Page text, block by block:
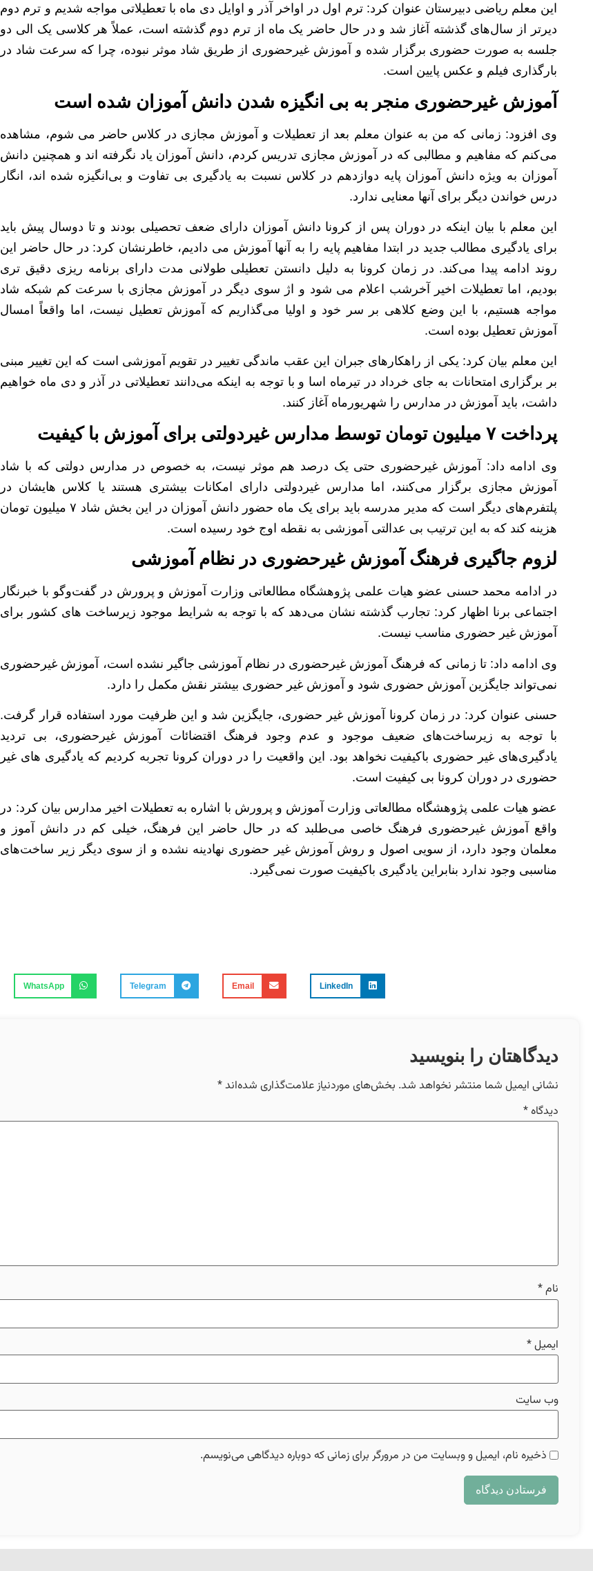
این معلم ریاضی دبیرستان عنوان کرد: ترم اول در اواخر آذر و اوایل دی ماه با تعطیلاتی مواجه شدیم و ترم دوم
دیرتر از سال‌های گذشته آغاز شد و در حال حاضر یک ماه از ترم دوم گذشته است، عملاً هر کلاسی یک الی دو
جلسه به صورت حضوری برگزار شده و آموزش غیرحضوری از طریق شاد موثر نبوده، چرا که سرعت شاد در
بارگذاری فیلم و عکس پایین است.
آموزش غیرحضوری منجر به بی انگیزه شدن دانش آموزان شده است
وی افزود: زمانی که من به عنوان معلم بعد از تعطیلات و آموزش مجازی در کلاس حاضر می شوم، مشاهده
می‌کنم که مفاهیم و مطالبی که در آموزش مجازی تدریس کردم، دانش آموزان یاد نگرفته اند و همچنین دانش
آموزان به ویژه دانش آموزان پایه دوازدهم در کلاس نسبت به یادگیری بی تفاوت و بی‌انگیزه شده اند، انگار
درس خواندن دیگر برای آنها معنایی ندارد.
این معلم با بیان اینکه در دوران پس از کرونا دانش آموزان دارای ضعف تحصیلی بودند و تا دوسال پیش باید
برای یادگیری مطالب جدید در ابتدا مفاهیم پایه را به آنها آموزش می دادیم، خاطرنشان کرد: در حال حاضر این
روند ادامه پیدا می‌کند. در زمان کرونا به دلیل دانستن تعطیلی طولانی مدت دارای برنامه ریزی دقیق تری
بودیم، اما تعطیلات اخیر آخرشب اعلام می‌ شود و اژ سوی دیگر در آموزش مجازی با سرعت کم شبکه شاد
مواجه هستیم، با این وضع کلاهی بر سر خود و اولیا می‌گذاریم که آموزش تعطیل نیست، اما واقعاً امسال
آموزش تعطیل بوده است.
این معلم بیان کرد: یکی از راهکار‌های جبران این عقب ماندگی تغییر در تقویم آموزشی است که این تغییر مبنی
بر برگزاری امتحانات به جای خرداد در تیرماه اسا و با توجه به اینکه می‌دانند تعطیلاتی در آذر و دی ماه خواهیم
داشت، باید آموزش در مدارس را شهریورماه آغاز کنند.
پرداخت ۷ میلیون تومان توسط مدارس غیردولتی برای آموزش با کیفیت
وی ادامه داد: آموزش غیرحضوری حتی یک درصد هم موثر نیست، به خصوص در مدارس دولتی که با شاد
آموزش مجازی برگزار می‌کنند، اما مدارس غیردولتی دارای امکانات بیشتری هستند یا کلاس هایشان در
پلتفرم‌های دیگر است که مدیر مدرسه باید برای یک ماه حضور دانش آموزان در این بخش شاد ۷ میلیون تومان
هزینه کند که به این ترتیب بی عدالتی آموزشی به نقطه اوج خود رسیده است.
لزوم جاگیری فرهنگ آموزش غیرحضوری در نظام آموزشی
در ادامه محمد حسنی عضو هیات علمی پژوهشگاه مطالعاتی وزارت آموزش و پرورش در گفت‌و‌گو با خبرنگار
اجتماعی برنا اظهار کرد: تجارب گذشته نشان می‌دهد که با توجه به شرایط موجود زیرساخت های کشور برای
آموزش غیر حضوری مناسب نیست.
وی ادامه داد: تا زمانی که فرهنگ آموزش غیرحضوری در نظام آموزشی جاگیر نشده است، آموزش غیرحضوری
نمی‌تواند جایگزین آموزش حضوری شود و آموزش غیر حضوری بیشتر نقش مکمل را دارد.
حسنی عنوان کرد: در زمان کرونا آموزش غیر حضوری، جایگزین شد و این ظرفیت مورد استفاده قرار گرفت.
با توجه به زیرساخت‌های ضعیف موجود و عدم وجود فرهنگ اقتضائات آموزش غیرحضوری، بی تردید
یادگیری‌های غیر حضوری باکیفیت نخواهد بود. این واقعیت را در دوران کرونا تجربه کردیم که یادگیری ها‌ی غیر
حضوری در دوران کرونا بی کیفیت است.
عضو هیات علمی پژوهشگاه مطالعاتی وزارت آموزش و پرورش با اشاره به تعطیلات اخیر مدارس بیان کرد: در
واقع آموزش غیرحضوری فرهنگ خاصی می‌طلبد که در حال حاضر این فرهنگ، خیلی کم در دانش آموز و
معلمان وجود دارد، از سویی اصول و روش آموزش غیر حضوری نهادینه نشده و از سوی دیگر زیر ساخت‌های
مناسبی وجود ندارد بنابراین یادگیری باکیفیت صورت نمی‌گیرد.
LinkedIn
Email
Telegram
WhatsApp
دیدگاهتان را بنویسید
نشانی ایمیل شما منتشر نخواهد شد. بخش‌های موردنیاز علامت‌گذاری شده‌اند*
دیدگاه*
نام*
ایمیل*
وب‌ سایت
ذخیره نام، ایمیل و وبسایت من در مرورگر برای زمانی که دوباره دیدگاهی می‌نویسم.